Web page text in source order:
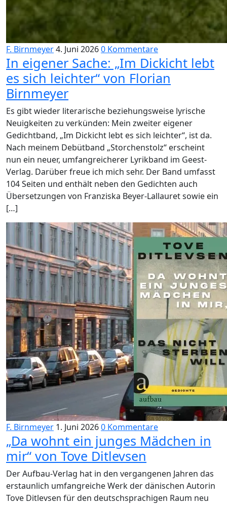
F. Birnmeyer4. Juni 20260 Kommentare
In eigener Sache: „Im Dickicht lebt
es sich leichter“ von Florian
Birnmeyer
Es gibt wieder literarische beziehungsweise lyrische
Neuigkeiten zu verkünden: Mein zweiter eigener
Gedichtband, „Im Dickicht lebt es sich leichter“, ist da.
Nach meinem Debütband „Storchenstolz“ erscheint
nun ein neuer, umfangreicherer Lyrikband im Geest-
Verlag. Darüber freue ich mich sehr. Der Band umfasst
104 Seiten und enthält neben den Gedichten auch
Übersetzungen von Franziska Beyer-Lallauret sowie ein
[…]
F. Birnmeyer 1. Juni 20260 Kommentare
„Da wohnt ein junges Mädchen in
mir“ von Tove Ditlevsen
Der Aufbau-Verlag hat in den vergangenen Jahren das
erstaunlich umfangreiche Werk der dänischen Autorin
Tove Ditlevsen für den deutschsprachigen Raum neu